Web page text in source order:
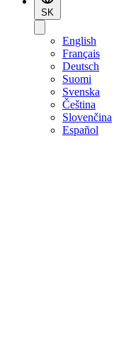
SK
English
Français
Deutsch
Suomi
Svenska
Čeština
Slovenčina
Español